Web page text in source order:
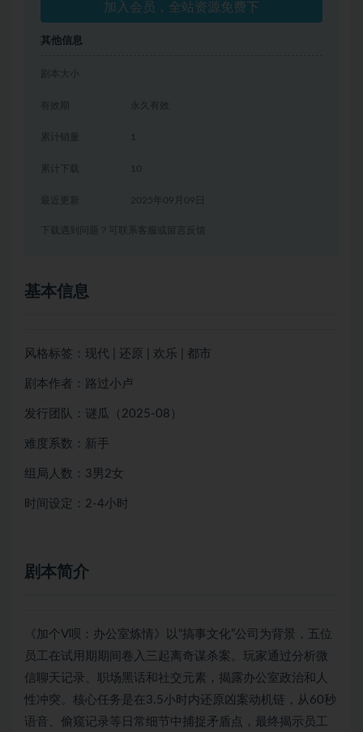
加入会员，全站资源免费下
其他信息
剧本大小
有效期 永久有效
累计销量 1
累计下载 10
2025年09月09日
下载遇到问题？可联系客服或留言反馈
基本信息
风格标签：现代 | 还原 | 欢乐 | 都市
剧本作者：路过小卢
发行团队：谜瓜（2025-08）
难度系数：新手
组局人数：3男2女
时间设定：2-4小时
剧本简介
《加个V呗：办公室炼情》以“搞事文化”公司为背景，五位
员工在试用期期间卷入三起离奇谋杀案。玩家通过分析微
信聊天记录、职场黑话和社交元素，揭露办公室政治和人
性冲突。核心任务是在3.5小时内还原凶案动机链，从60秒
语音、偷窥记录等日常细节中捕捉矛盾点，最终揭示员工